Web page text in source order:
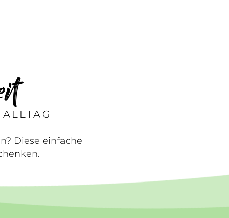
Diese einfache